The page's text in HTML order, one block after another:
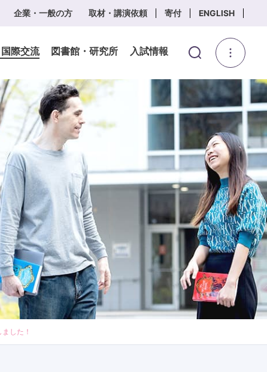
企業・一般の方 取材・講演依頼 寄付 ENGLISH
際交流 図書館・研究所 入試情報
した！